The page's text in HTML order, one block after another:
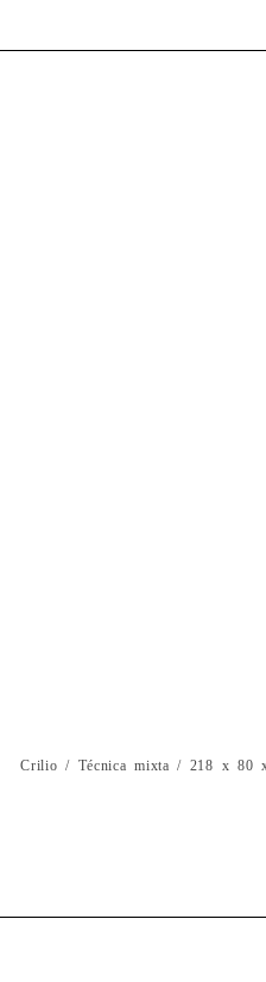
Crilio / Técnica mixta / 218 x 80